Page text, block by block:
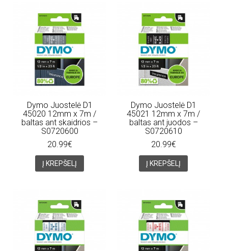
Dymo Juostelė D1
45020 12mm x 7m /
baltas ant skaidrios –
S0720600
20.99€
Į KREPŠELĮ
Dymo Juostelė D1
45021 12mm x 7m /
baltas ant juodos –
S0720610
20.99€
Į KREPŠELĮ